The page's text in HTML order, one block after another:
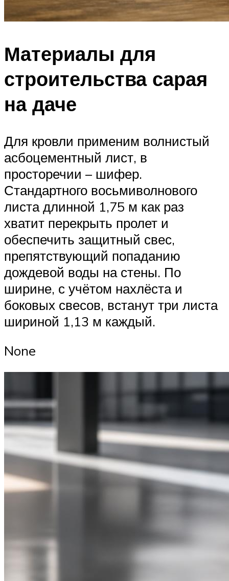
Материалы для
строительства сарая
на даче
Для кровли применим волнистый
асбоцементный лист, в
просторечии – шифер.
Стандартного восьмиволнового
листа длинной 1,75 м как раз
хватит перекрыть пролет и
обеспечить защитный свес,
препятствующий попаданию
дождевой воды на стены. По
ширине, с учётом нахлёста и
боковых свесов, встанут три листа
шириной 1,13 м каждый.
None